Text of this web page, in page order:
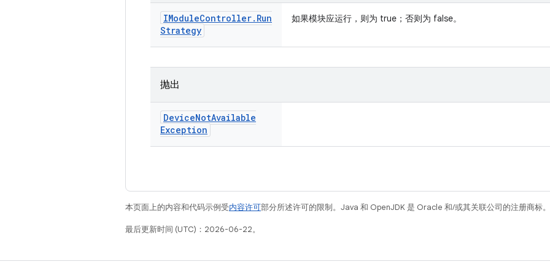
IModuleController. Run
Strategy
如果模块应运行，则为 true；否则为 false。
抛出
DeviceNotAvailable
Exception
本页面上的内容和代码示例受内容许可部分所述许可的限制。Java 和 OpenJDK 是 Oracle 和/或其关联公司的注册商标。
最后更新时间 (UTC)：2026-06-22。